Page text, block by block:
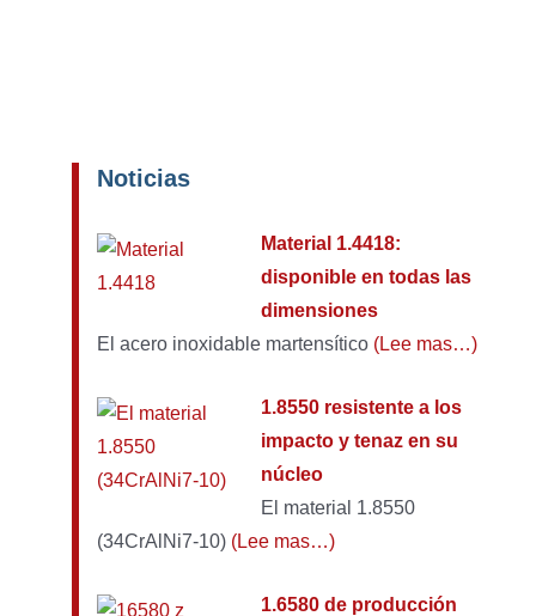
Noticias
Material 1.4418:
disponible en todas las
dimensiones
El acero inoxidable martensítico (Lee mas…)
1.8550 resistente a los
impacto y tenaz en su
núcleo
El material 1.8550
(34CrAlNi7-10) (Lee mas…)
1.6580 de producción